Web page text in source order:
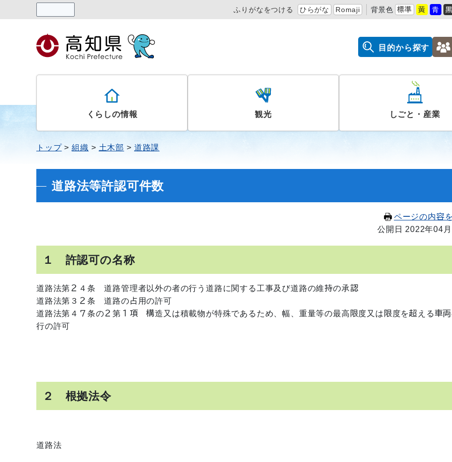
ふりがなをつける ひらがな Romaji 背景色 標準 黄 青
目的から探す
くらしの情報 観光 しごと・産業
トップ 組織 土木部 道路課
道路法等許認可件数
ページの内容
公開日 2022年04
１ 許認可の名称
道路法第２４条 道路管理者以外の者の行う道路に関する工事及び道路の維持の承認
道路法第３２条 道路の占用の許可
道路法第４７条の２第１項 構造又は積載物が特殊であるため、幅、重量等の最高限度又は限度を超える車
行の許可
２ 根拠法令
道路法